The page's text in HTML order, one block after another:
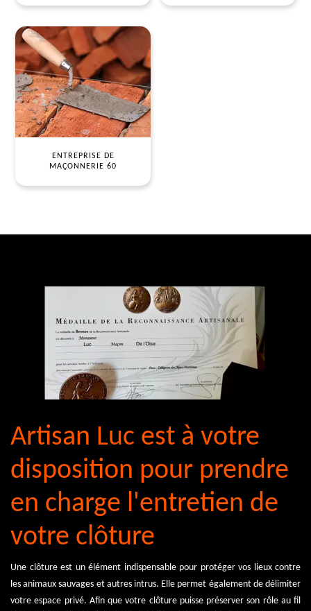
ENTREPRISE DE
MAÇONNERIE 60
Artisan Luc est à votre
disposition pour prendre
en charge l'entretien de
votre clôture
Une clôture est un élément indispensable pour protéger vos lieux contre
les animaux sauvages et autres intrus. Elle permet également de délimiter
votre espace privé. Afin que votre clôture puisse préserver son rôle au fil